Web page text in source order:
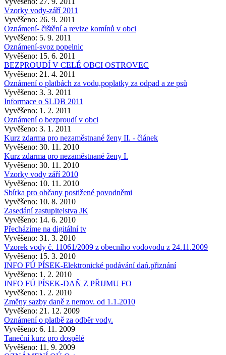
Vzorky vody-září 2011
Vyvěšeno: 26. 9. 2011
Oznámení- čištění a revize komínů v obci
Vyvěšeno: 5. 9. 2011
Oznámení-svoz popelnic
Vyvěšeno: 15. 6. 2011
BEZPROUDÍ V CELÉ OBCI OSTROVEC
Vyvěšeno: 21. 4. 2011
Oznámení o platbách za vodu,poplatky za odpad a ze psů
Vyvěšeno: 3. 3. 2011
Informace o SLDB 2011
Vyvěšeno: 1. 2. 2011
Oznámení o bezproudí v obci
Vyvěšeno: 3. 1. 2011
Kurz zdarma pro nezaměstnané ženy II. - článek
Vyvěšeno: 30. 11. 2010
Kurz zdarma pro nezaměstnané ženy I.
Vyvěšeno: 30. 11. 2010
Vzorky vody září 2010
Vyvěšeno: 10. 11. 2010
Sbírka pro občany postižené povodněmi
Vyvěšeno: 10. 8. 2010
Zasedání zastupitelstva JK
Vyvěšeno: 14. 6. 2010
Přecházíme na digitální tv
Vyvěšeno: 31. 3. 2010
Vzorek vody č. 11061/2009 z obecního vodovodu z 24.11.2009
Vyvěšeno: 15. 3. 2010
INFO FÚ PÍSEK-Elektronické podávání dań.přiznání
Vyvěšeno: 1. 2. 2010
INFO FÚ PÍSEK-DAŇ Z PŘIJMU FO
Vyvěšeno: 1. 2. 2010
Změny sazby daně z nemov. od 1.1.2010
Vyvěšeno: 21. 12. 2009
Oznámení o platbě za odběr vody.
Vyvěšeno: 6. 11. 2009
Taneční kurz pro dospělé
Vyvěšeno: 11. 9. 2009